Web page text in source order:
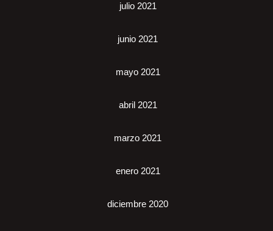
julio 2021
junio 2021
mayo 2021
abril 2021
marzo 2021
enero 2021
diciembre 2020